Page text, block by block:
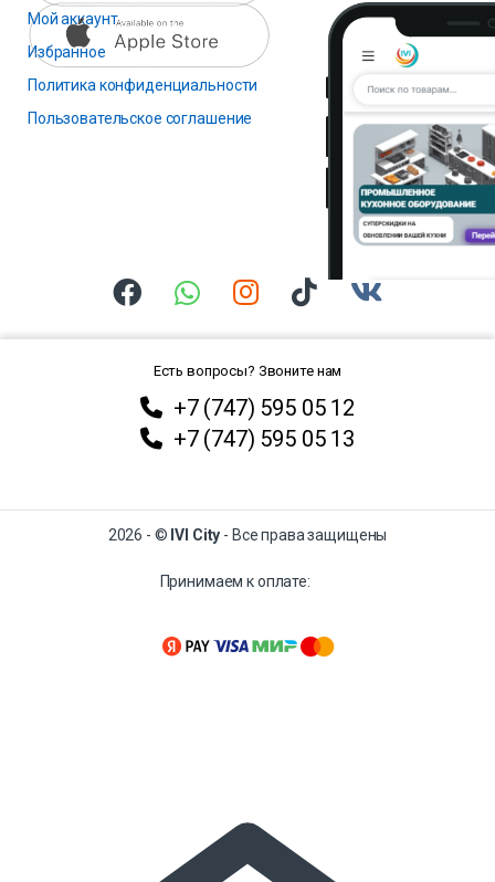
Мой аккаунт
Избранное
Политика конфиденциальности
Пользовательское соглашение
Есть вопросы? Звоните нам
+7 (747) 595 05 12
+7 (747) 595 05 13
2026 - © IVI City - Все права защищены
Принимаем к оплате: